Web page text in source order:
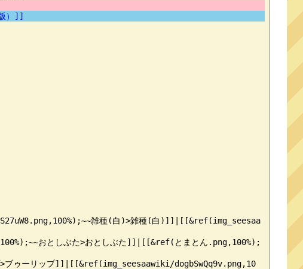
）]]
雑種(白)>雑種(白)]]|[[&ref(img_seesaa
おとしぶた>おとしぶた]]|[[&ref(とまとん.png,100%);
ブゥーリップ]]|[[&ref(img_seesaawiki/dogbSwQq9v.png,10